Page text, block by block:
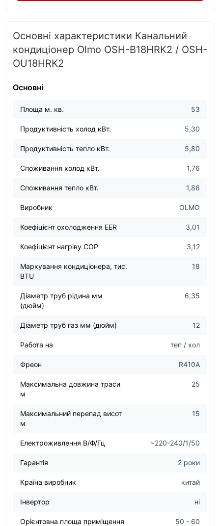
Основні характеристики Канальний
кондиціонер Olmo OSH-B18HRK2 / OSH-
OU18HRK2
Основні
Площа м. кв. 53
Продуктивність холод кВт. 5,30
Продуктивність тепло кВт. 5,80
Споживання холод кВт. 1,76
Споживання тепло кВт. 1,86
Виробник OLMO
Коефіцієнт охолодження EER 3,01
Коефіцієнт нагріву COP 3,12
Маркування кондиціонера, тис.
BTU
18
Діаметр труб рідина мм
(дюйм)
6,35
Діаметр труб газ мм (дюйм) 12
Работа на теп / хол
Фреон R410A
Максимальна довжина траси
м
25
Максимальний перепад висот
м
15
Електроживлення В/Ф/Гц ~220-240/1/50
Гарантія 2 роки
Країна виробник китай
Інвертор ні
Орієнтовна площа приміщення
50 - 60